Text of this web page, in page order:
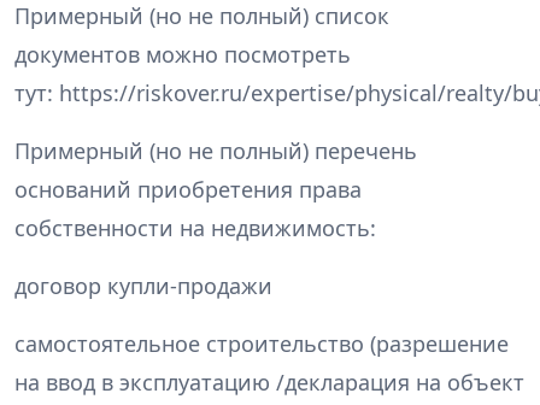
Примерный (но не полный) список
документов можно посмотреть
тут: https://riskover.ru/expertise/physical/realty/
Примерный (но не полный) перечень
оснований приобретения права
собственности на недвижимость:
договор купли-продажи
самостоятельное строительство (разрешение
на ввод в эксплуатацию /декларация на объект